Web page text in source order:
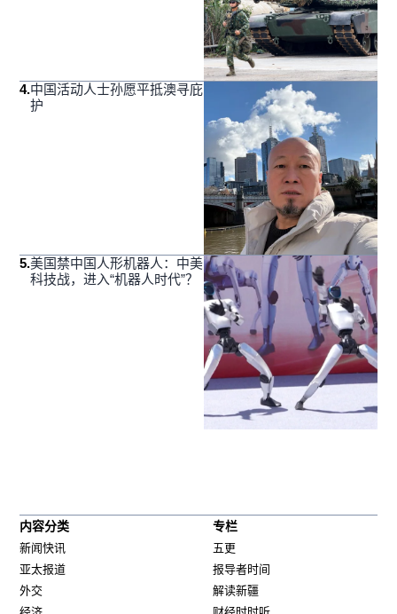
4.中国活动人士孙愿平抵澳寻庇
护
5.美国禁中国人形机器人：中美
科技战，进入“机器人时代”？
内容分类
新闻快讯
亚太报道
外交
专栏
五更
报导者时间
解读新疆